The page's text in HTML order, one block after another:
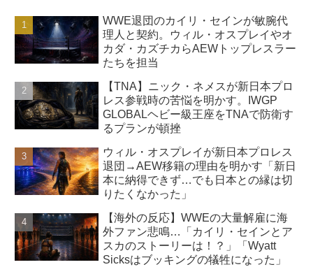
WWE退団のカイリ・セインが敏腕代
理人と契約。ウィル・オスプレイやオ
カダ・カズチカらAEWトップレスラー
たちを担当
【TNA】ニック・ネメスが新日本プロ
レス参戦時の苦悩を明かす。IWGP
GLOBALヘビー級王座をTNAで防衛す
るプランが頓挫
ウィル・オスプレイが新日本プロレス
退団→AEW移籍の理由を明かす「新日
本に納得できず…でも日本との縁は切
りたくなかった」
【海外の反応】WWEの大量解雇に海
外ファン悲鳴…「カイリ・セインとア
スカのストーリーは！？」「Wyatt
Sicksはブッキングの犠牲になった」